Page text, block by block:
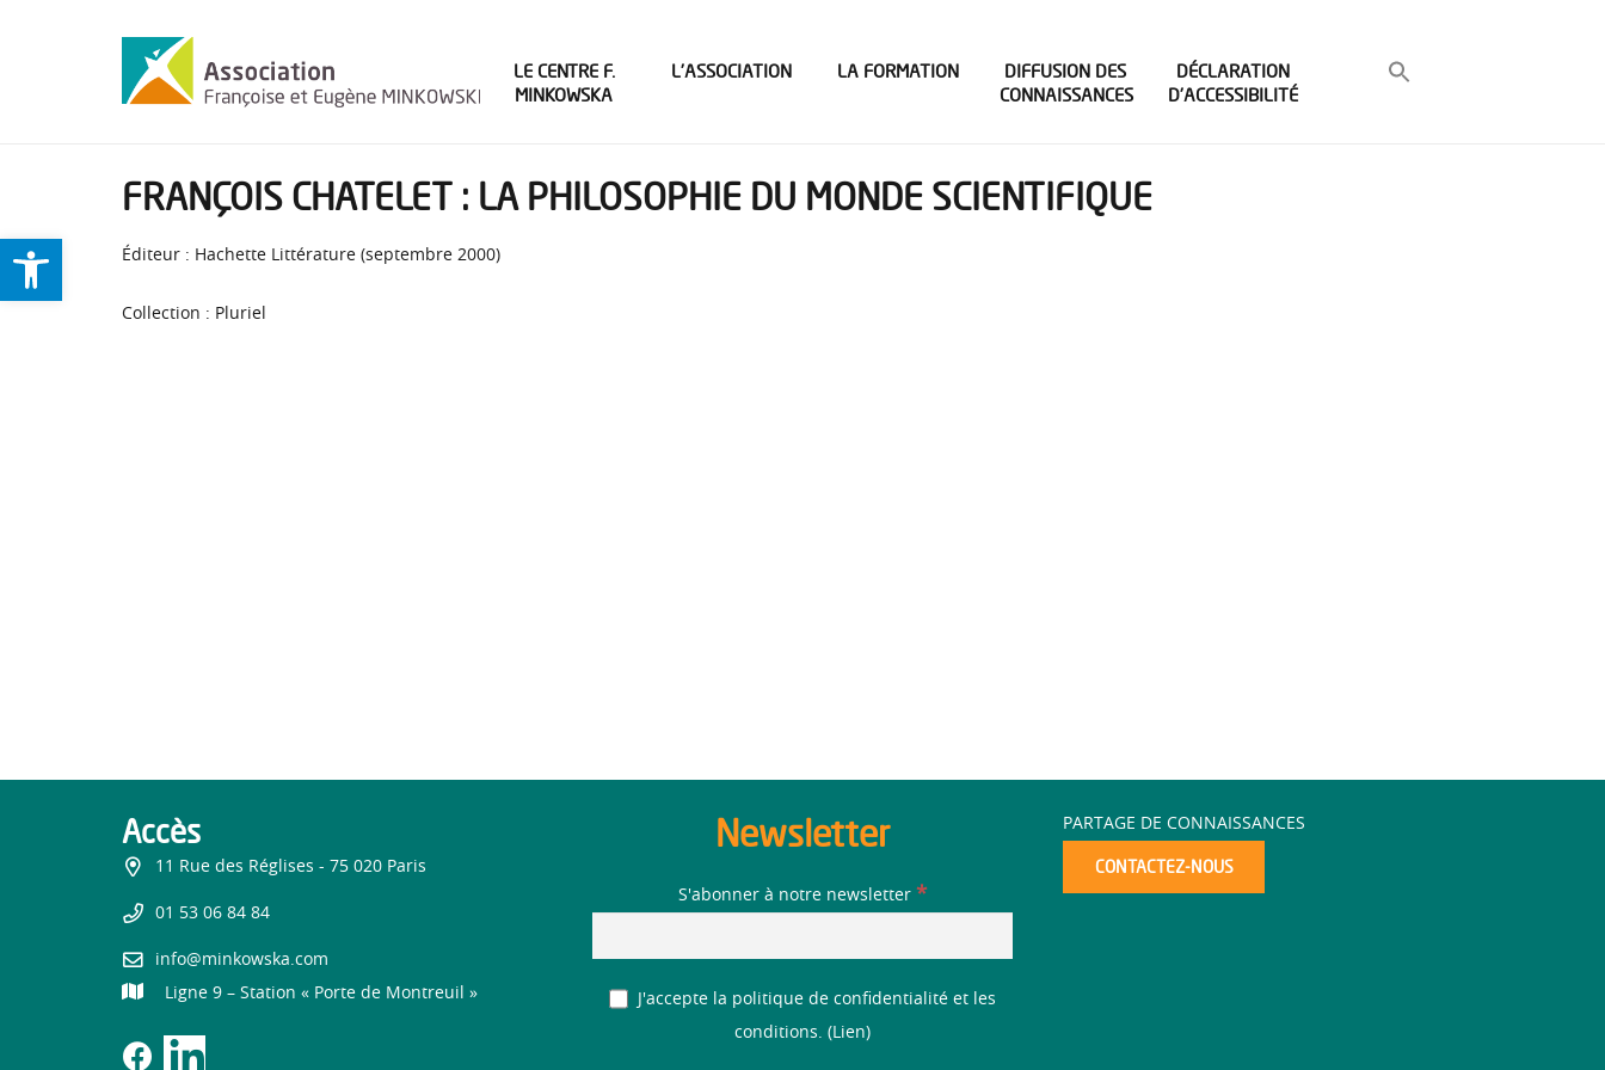
Ouvrir la barre d’outils
LE CENTRE F.
MINKOWSKA
L’ASSOCIATION LA FORMATION
DIFFUSION DES
CONNAISSANCES
DÉCLARATION
D’ACCESSIBILITÉ
FRANÇOIS CHATELET : LA PHILOSOPHIE DU MONDE SCIENTIFIQUE
Éditeur : Hachette Littérature (septembre 2000)
Collection : Pluriel
Accès
11 Rue des Réglises - 75 020 Paris
01 53 06 84 84
info@minkowska.com
Ligne 9 – Station « Porte de Montreuil »
Newsletter
S'abonner à notre newsletter *
J'accepte la politique de confidentialité et les
conditions. ( Lien)
PARTAGE DE CONNAISSANCES
CONTACTEZ-NOUS